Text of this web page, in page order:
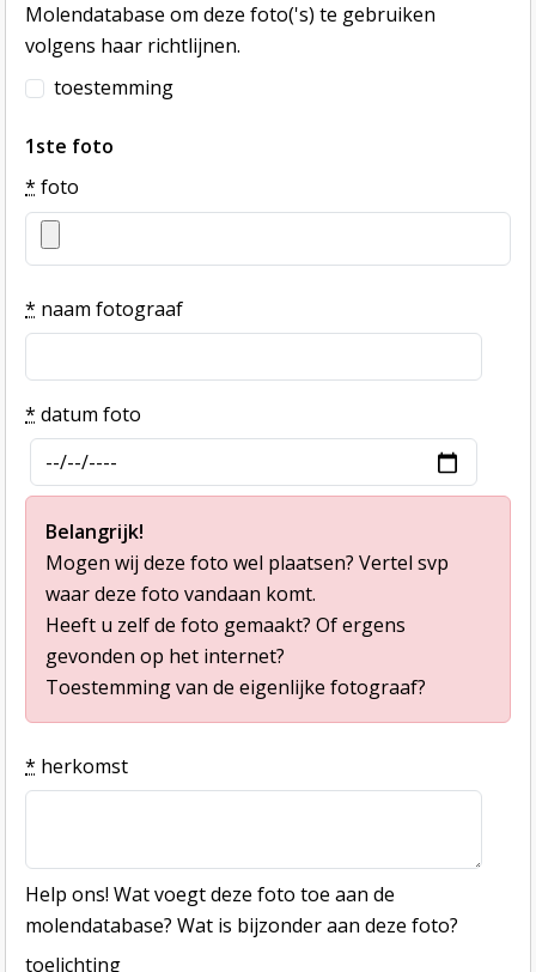
Molendatabase om deze foto('s) te gebruiken
volgens haar richtlijnen.
toestemming
1ste foto
* foto
* naam fotograaf
* datum foto
Belangrijk!
Mogen wij deze foto wel plaatsen? Vertel svp
waar deze foto vandaan komt.
Heeft u zelf de foto gemaakt? Of ergens
gevonden op het internet?
Toestemming van de eigenlijke fotograaf?
* herkomst
Help ons! Wat voegt deze foto toe aan de
molendatabase? Wat is bijzonder aan deze foto?
toelichting